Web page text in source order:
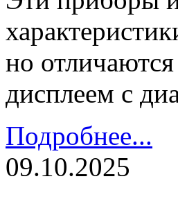
но
дисплеем с
Подробнее...
09.10.2025